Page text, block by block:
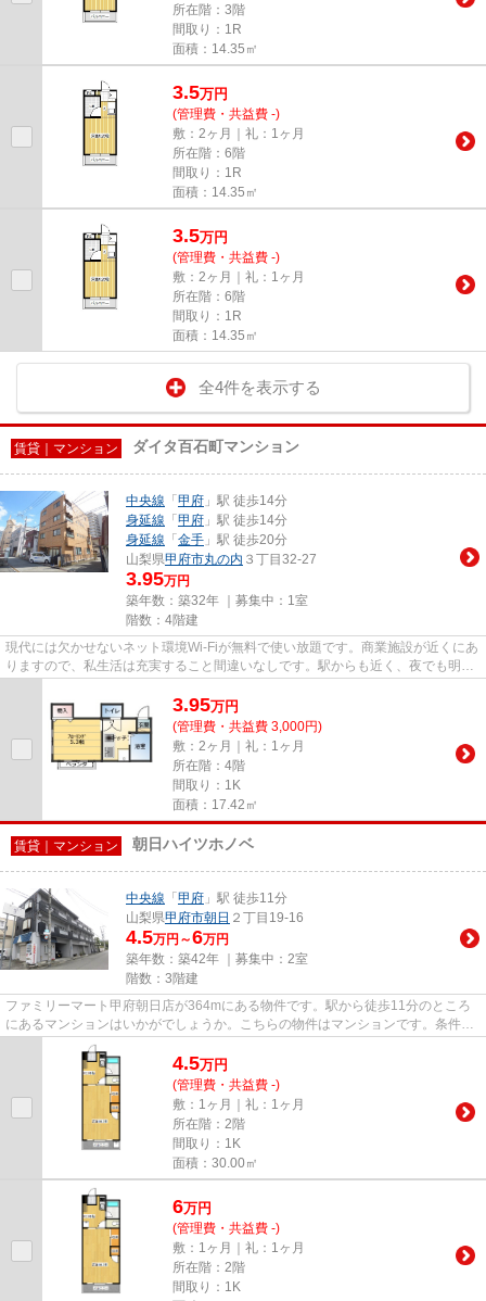
所在階：3階
間取り：1R
面積：14.35㎡
3.5万円
(管理費・共益費 -)
敷：2ヶ月｜礼：1ヶ月
所在階：6階
間取り：1R
面積：14.35㎡
3.5万円
(管理費・共益費 -)
敷：2ヶ月｜礼：1ヶ月
所在階：6階
間取り：1R
面積：14.35㎡
全4件を表示する
賃貸｜マンション ダイタ百石町マンション
中央線 「 甲府 」駅 徒歩14分
身延線 「 甲府 」駅 徒歩14分
身延線 「 金手 」駅 徒歩20分
山梨県甲府市丸の内 ３丁目32-27
3.95万円
築年数：築32年 ｜募集中： 1室
階数：4階建
現代には欠かせないネット環境Wi-Fiが無料で使い放題です。商業施設が近くにあ
りますので、私生活は充実すること間違いなしです。駅からも近く、夜でも明る
3.95万円
(管理費・共益費 3,000円)
敷：2ヶ月｜礼：1ヶ月
所在階：4階
間取り：1K
面積：17.42㎡
賃貸｜マンション 朝日ハイツホノベ
中央線 「 甲府 」駅 徒歩11分
山梨県甲府市朝日 ２丁目19-16
4.5万円～6万円
築年数：築42年 ｜募集中： 2室
階数：3階建
ファミリーマート甲府朝日店が364mにある物件です。駅から徒歩11分のところ
にあるマンションはいかがでしょうか。こちらの物件はマンションです。条件の
中からご希望の物件が見つから...
4.5万円
(管理費・共益費 -)
敷：1ヶ月｜礼：1ヶ月
所在階：2階
間取り：1K
面積：30.00㎡
6万円
(管理費・共益費 -)
敷：1ヶ月｜礼：1ヶ月
所在階：2階
間取り：1K